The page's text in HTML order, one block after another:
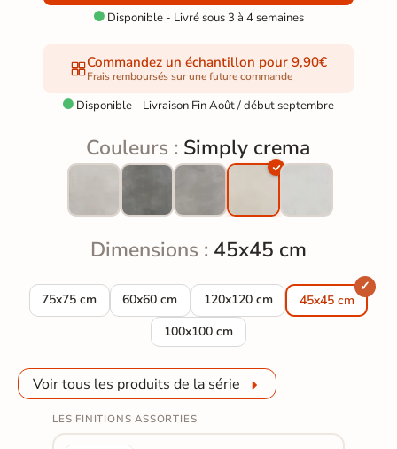
Disponible - Livré sous 3 à 4 semaines
Commandez un échantillon pour 9,90€
Frais remboursés sur une future commande
 Disponible - Livraison Fin Août / début septembre
Couleurs : Simply crema
Dimensions : 45x45 cm
75x75 cm 60x60 cm 120x120 cm
45x45 cm
100x100 cm
Voir tous les produits de la série
LES FINITIONS ASSORTIES